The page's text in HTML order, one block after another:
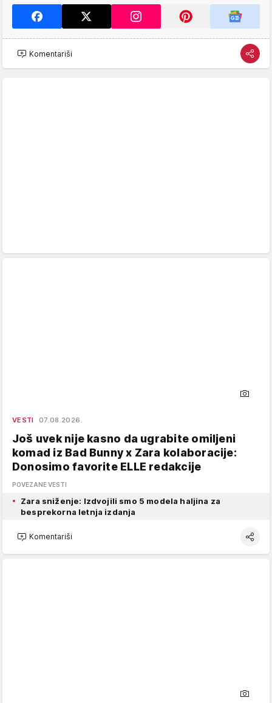
Komentariši
VESTI 07.08.2026.
Još uvek nije kasno da ugrabite omiljeni
komad iz Bad Bunny x Zara kolaboracije:
Donosimo favorite ELLE redakcije
POVEZANE VESTI
Zara sniženje: Izdvojili smo 5 modela haljina za
besprekorna letnja izdanja
Komentariši